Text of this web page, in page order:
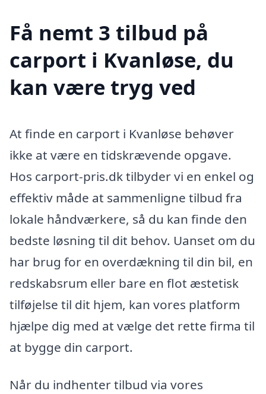
Få nemt 3 tilbud på
carport i Kvanløse, du
kan være tryg ved
At finde en carport i Kvanløse behøver
ikke at være en tidskrævende opgave.
Hos carport-pris.dk tilbyder vi en enkel og
effektiv måde at sammenligne tilbud fra
lokale håndværkere, så du kan finde den
bedste løsning til dit behov. Uanset om du
har brug for en overdækning til din bil, en
redskabsrum eller bare en flot æstetisk
tilføjelse til dit hjem, kan vores platform
hjælpe dig med at vælge det rette firma til
at bygge din carport.
Når du indhenter tilbud via vores